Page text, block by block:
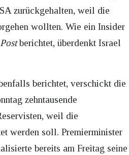
zurückgehalten, weil die
wollten. Wie ein Insider
berichtet, überdenkt Israel
berichtet, verschickt die
zehntausende
weil die
werden soll. Premierminister
bereits am Freitag seine